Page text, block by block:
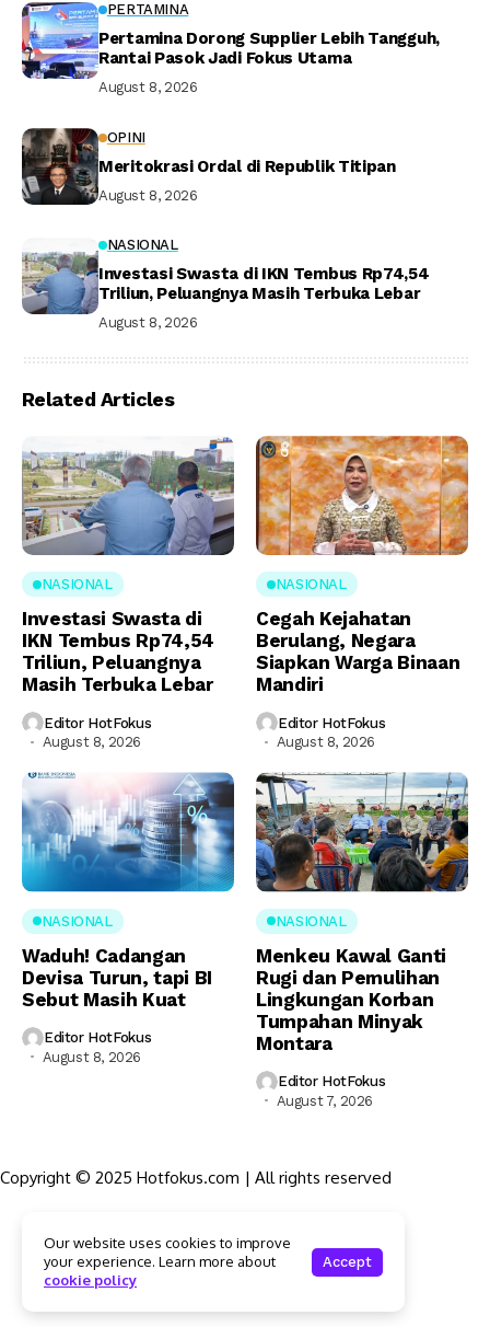
PERTAMINA
Pertamina Dorong Supplier Lebih Tangguh,
Rantai Pasok Jadi Fokus Utama
August 8, 2026
OPINI
Meritokrasi Ordal di Republik Titipan
August 8, 2026
NASIONAL
Investasi Swasta di IKN Tembus Rp74,54
Triliun, Peluangnya Masih Terbuka Lebar
August 8, 2026
Related Articles
NASIONAL
Investasi Swasta di
IKN Tembus Rp74,54
Triliun, Peluangnya
Masih Terbuka Lebar
Editor HotFokus
August 8, 2026
NASIONAL
Cegah Kejahatan
Berulang, Negara
Siapkan Warga Binaan
Mandiri
Editor HotFokus
August 8, 2026
NASIONAL
Waduh! Cadangan
Devisa Turun, tapi BI
Sebut Masih Kuat
Editor HotFokus
August 8, 2026
NASIONAL
Menkeu Kawal Ganti
Rugi dan Pemulihan
Lingkungan Korban
Tumpahan Minyak
Montara
Editor HotFokus
August 7, 2026
Copyright © 2025 Hotfokus.com | All rights reserved
Struktur Organisasi
Kode Etik Jurnalistik
Pedoman Pemberitaan Media Siber
Our website uses cookies to improve
your experience. Learn more about
cookie policy
Accept